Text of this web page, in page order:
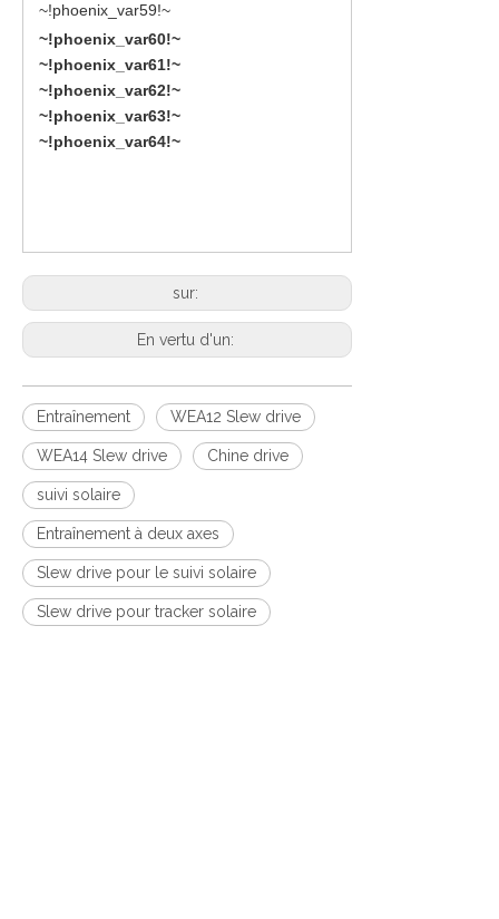
~!phoenix_var59!~
~!phoenix_var60!~
~!phoenix_var61!~
~!phoenix_var62!~
~!phoenix_var63!~
~!phoenix_var64!~
sur:
En vertu d'un:
Entraînement WEA12 Slew drive
WEA14 Slew drive Chine drive
suivi solaire
Entraînement à deux axes
Slew drive pour le suivi solaire
Slew drive pour tracker solaire